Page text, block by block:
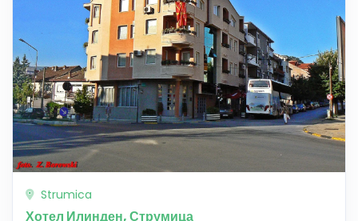
Strumica
Хотел Илинден, Струмица